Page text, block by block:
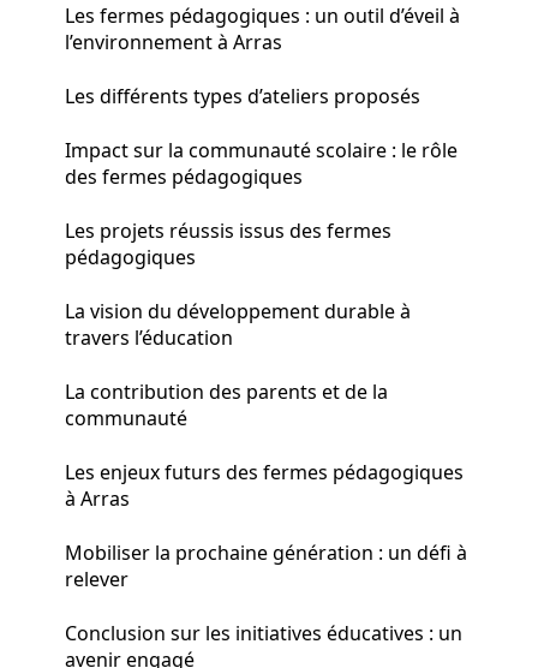
Les fermes pédagogiques : un outil d’éveil à
l’environnement à Arras
Les différents types d’ateliers proposés
Impact sur la communauté scolaire : le rôle
des fermes pédagogiques
Les projets réussis issus des fermes
pédagogiques
La vision du développement durable à
travers l’éducation
La contribution des parents et de la
communauté
Les enjeux futurs des fermes pédagogiques
à Arras
Mobiliser la prochaine génération : un défi à
relever
Conclusion sur les initiatives éducatives : un
avenir engagé